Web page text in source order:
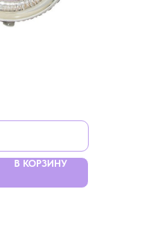
В КОРЗИНУ